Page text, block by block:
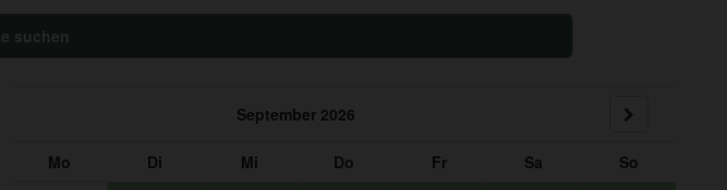
suchen
September 2026
Mo Di Mi Do Fr Sa
So